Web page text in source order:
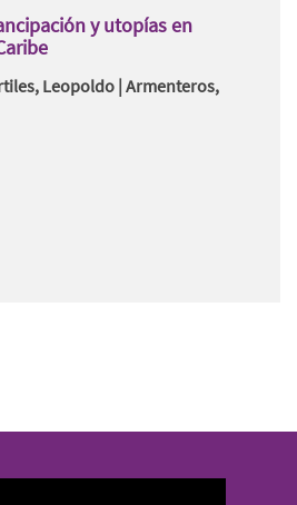
y utopías en
Leopoldo | Armenteros,